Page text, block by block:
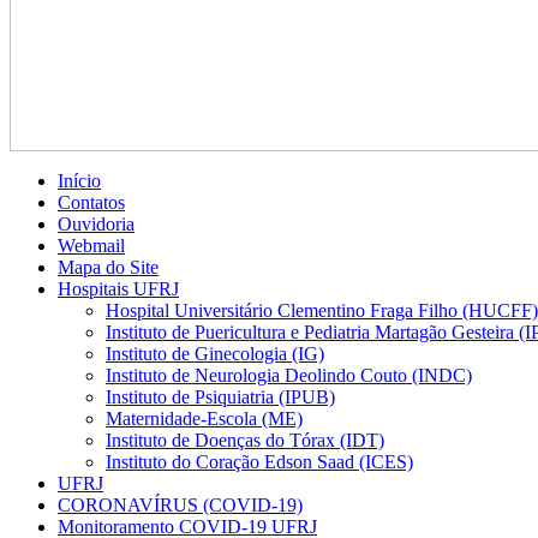
Início
Contatos
Ouvidoria
Webmail
Mapa do Site
Hospitais UFRJ
Hospital Universitário Clementino Fraga Filho (HUCFF)
Instituto de Puericultura e Pediatria Martagão Gesteira
Instituto de Ginecologia (IG)
Instituto de Neurologia Deolindo Couto (INDC)
Instituto de Psiquiatria (IPUB)
Maternidade-Escola (ME)
Instituto de Doenças do Tórax (IDT)
Instituto do Coração Edson Saad (ICES)
UFRJ
CORONAVÍRUS (COVID-19)
Monitoramento COVID-19 UFRJ